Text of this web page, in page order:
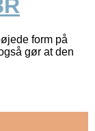
form på
gør at den